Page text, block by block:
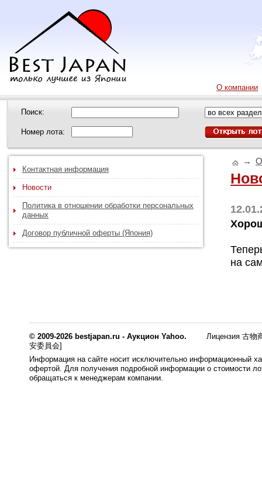
О компании
Поиск:
Номер лота:
Контактная информация
Новости
Политика в отношении обработки персональных
данных
Договор публичной оферты (Япония)
→
на
© 2009-2026 bestjapan.ru - Аукцион Yahoo.
Лицензия 古物
安委員会]
Информация на сайте носит исключительно информационный
офертой. Для получения подробной информации о стоимости
обращаться к менеджерам компании.